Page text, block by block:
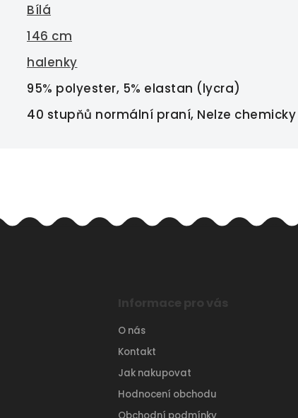
Bílá
146 cm
halenky
95% polyester, 5% elastan (lycra)
40 stupňů normální praní, Nelze
Informace pro vás
O nás
Kontakt
Jak nakupovat
Hodnocení obchodu